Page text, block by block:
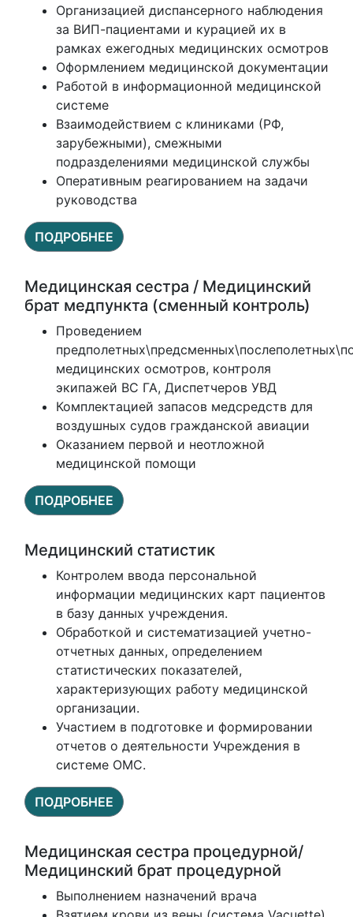
Организацией диспансерного наблюдения
за ВИП-пациентами и курацией их в
рамках ежегодных медицинских осмотров
Оформлением медицинской документации
Работой в информационной медицинской
системе
Взаимодействием с клиниками (РФ,
зарубежными), смежными
подразделениями медицинской службы
Оперативным реагированием на задачи
руководства
ПОДРОБНЕЕ
Медицинская сестра / Медицинский
брат медпункта (сменный контроль)
Проведением
медицинских осмотров, контроля
экипажей ВС ГА, Диспетчеров УВД
Комплектацией запасов медсредств для
воздушных судов гражданской авиации
Оказанием первой и неотложной
медицинской помощи
ПОДРОБНЕЕ
Медицинский статистик
Контролем ввода персональной
информации медицинских карт пациентов
в базу данных учреждения.
Обработкой и систематизацией учетно-
отчетных данных, определением
статистических показателей,
характеризующих работу медицинской
организации.
Участием в подготовке и формировании
отчетов о деятельности Учреждения в
системе ОМС.
ПОДРОБНЕЕ
Медицинская сестра процедурной/
Медицинский брат процедурной
Выполнением назначений врача